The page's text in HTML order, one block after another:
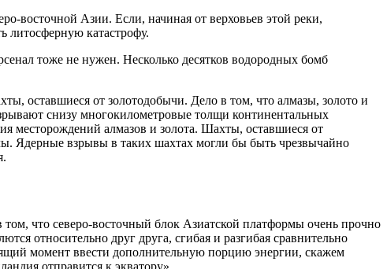
восточной Азии. Если, начиная от верховьев этой реки,
литосферную катастрофу.
тоже не нужен. Несколько десятков водородных бомб
оставшиеся от золотодобычи. Дело в том, что алмазы, золото и
снизу многокилометровые толщи континентальных
месторождений алмазов и золота. Шахты, оставшиеся от
Ядерные взрывы в таких шахтах могли бы быть чрезвычайно
что северо-восточный блок Азиатской платформы очень прочно
относительно друг друга, сгибая и разгибая сравнительно
момент ввести дополнительную порцию энергии, скажем